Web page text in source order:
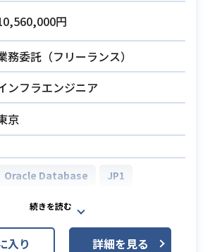
円
務委託（フリーランス）
ンフラエンジニア
京
Oracle Database JP1
全社のビッグデータ分析基盤におけ
マーケティング業務システムの基
・ミドルウェアの運用を担当して
入り 詳細を見る